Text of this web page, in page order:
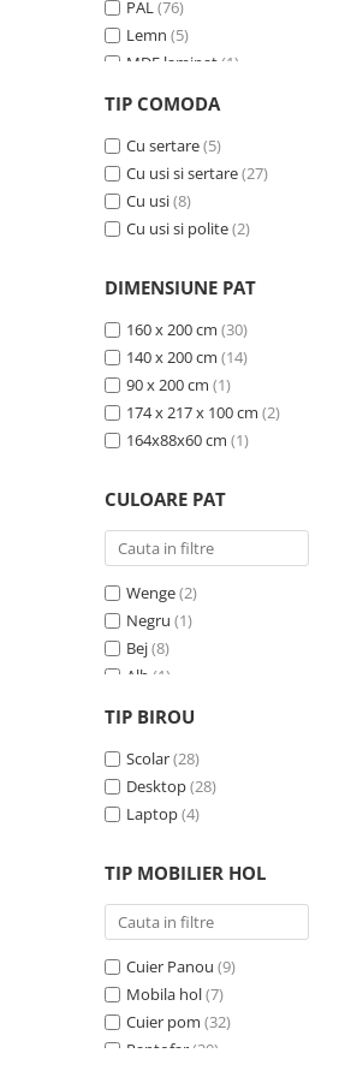
PAL(76)
Lemn (5)
MDF laminat (1)
MDF furniruit
Ceramica(15)
TIP COMODA
Cu sertare(5)
Cu usi si sertare(27)
Cu usi(8)
Cu usi si polite(2)
DIMENSIUNE PAT
160 x 200 cm (30)
140 x 200 cm (14)
90 x 200 cm (1)
174 x 217 x 100 cm (2)
164x88x60 cm (1)
CULOARE PAT
Wenge(2)
Negru (1)
Bej(8)
Alb (1)
Negru - Cires
Crem (7)
Albastru(1)
Pin(1)
TIP BIROU
Scolar(28)
Desktop(28)
Laptop(4)
TIP MOBILIER HOL
Cuier Panou (9)
Mobila hol(7)
Cuier pom (32)
Pantofar (30)